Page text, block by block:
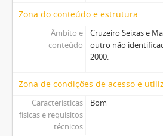
Zona do conteúdo e estrutura
Âmbito e
conteúdo
Cruzeiro Seixas e
outro não
2000.
Zona de condições de acesso e
Características
físicas e requisitos
técnicos
Bom